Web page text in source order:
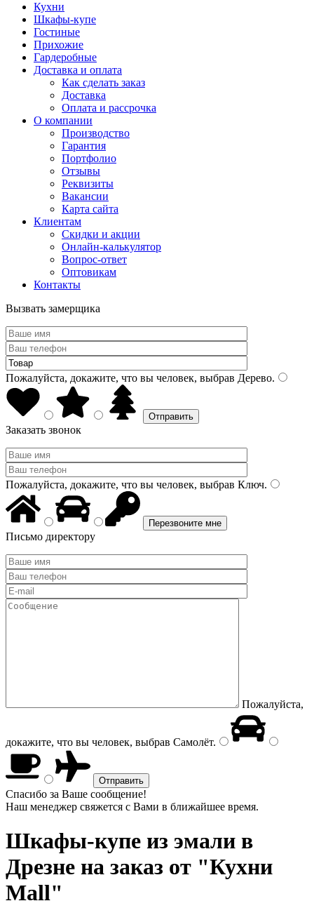
Кухни
Шкафы-купе
Гостиные
Прихожие
Гардеробные
Доставка и оплата
Как сделать заказ
Доставка
Оплата и рассрочка
О компании
Производство
Гарантия
Портфолио
Отзывы
Реквизиты
Вакансии
Карта сайта
Клиентам
Скидки и акции
Онлайн-калькулятор
Вопрос-ответ
Оптовикам
Контакты
Вызвать замерщика
Пожалуйста, докажите, что вы человек, выбрав Дерево.
Заказать звонок
Пожалуйста, докажите, что вы человек, выбрав Ключ.
Письмо директору
Пожалуйста,
докажите, что вы человек, выбрав Самолёт.
Спасибо за Ваше сообщение!
Наш менеджер свяжется с Вами в ближайшее время.
Шкафы-купе из эмали в
Дрезне на заказ от "Кухни
Mall"